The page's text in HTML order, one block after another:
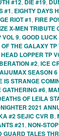
#12, DIE #19,
#1, EIGHTY DAYS
RIOT #1, FIRE
X-MEN TRIBUTE
VOL 9, GOOD
THE GALAXY TP
HEAD LOPPER TP
#2, ICE
SEASON 6
IS STRANGE
GATHERING #6,
OF LEILA
2021
#2 SEJIC CVR B,
#21, NON-
GUARD TALES